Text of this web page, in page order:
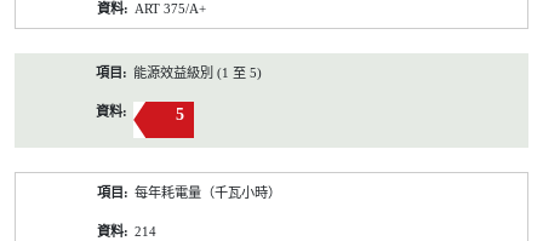
ART 375/A+
能源效益級別 (1 至 5)
5
每年耗電量（千瓦小時）
214